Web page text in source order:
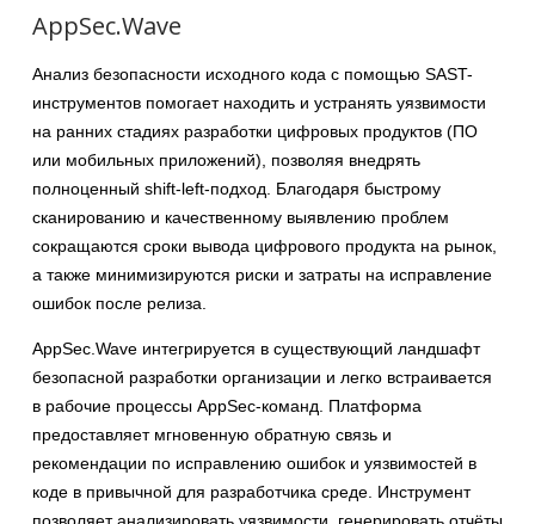
AppSec.Wave
Анализ безопасности исходного кода с помощью SAST-
инструментов помогает находить и устранять уязвимости
на ранних стадиях разработки цифровых продуктов (ПО
или мобильных приложений), позволяя внедрять
полноценный shift-left-подход. Благодаря быстрому
сканированию и качественному выявлению проблем
сокращаются сроки вывода цифрового продукта на рынок,
а также минимизируются риски и затраты на исправление
ошибок после релиза.
AppSec.Wave интегрируется в существующий ландшафт
безопасной разработки организации и легко встраивается
в рабочие процессы AppSec-команд. Платформа
предоставляет мгновенную обратную связь и
рекомендации по исправлению ошибок и уязвимостей в
коде в привычной для разработчика среде. Инструмент